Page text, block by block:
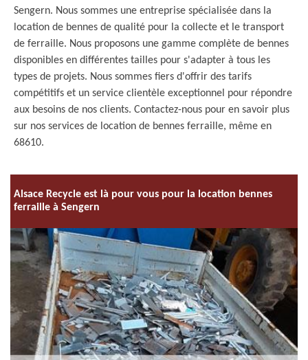
Sengern. Nous sommes une entreprise spécialisée dans la
location de bennes de qualité pour la collecte et le transport
de ferraille. Nous proposons une gamme complète de bennes
disponibles en différentes tailles pour s'adapter à tous les
types de projets. Nous sommes fiers d'offrir des tarifs
compétitifs et un service clientèle exceptionnel pour répondre
aux besoins de nos clients. Contactez-nous pour en savoir plus
sur nos services de location de bennes ferraille, même en
68610.
Alsace Recycle est là pour vous pour la location bennes
ferraille à Sengern